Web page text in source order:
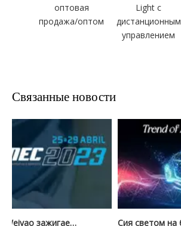
оптовая
продажа/оптом
Light с
дистанционным
управлением
Связанные новости
Automec 2023: Weiyao зажигает Сан -Паулу Экспо